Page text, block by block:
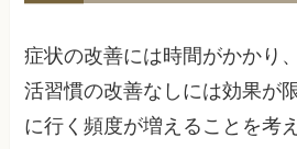
症状の改善には時間がかかり
活習慣の改善なしには効果が
に行く頻度が増えることを考